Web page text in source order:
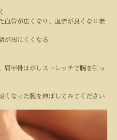
血管が広くなり、血流が良くなり老
が出にくくなる
肩甲骨はがしストレッチで腕を引っ
くなった腕を伸ばしてみてください